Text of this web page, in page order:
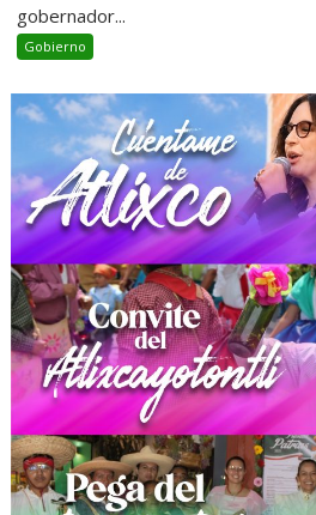
gobernador...
Gobierno